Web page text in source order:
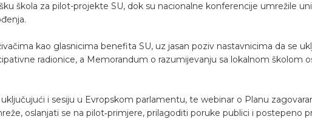
škola za pilot-projekte SU, dok su nacionalne konferencije umrežile
kao glasnicima benefita SU, uz jasan poziv nastavnicima da se
radionice, a Memorandum o razumijevanju sa lokalnom školom
i sesiju u Evropskom parlamentu, te webinar o Planu
oslanjati se na pilot‑primjere, prilagoditi poruke publici i postepeno